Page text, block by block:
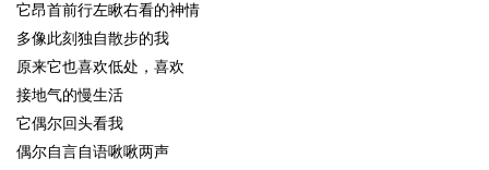
它昂首前行左瞅右看的神情
多像此刻独自散步的我
原来它也喜欢低处，喜欢
接地气的慢生活
它偶尔回头看我
偶尔自言自语啾啾两声